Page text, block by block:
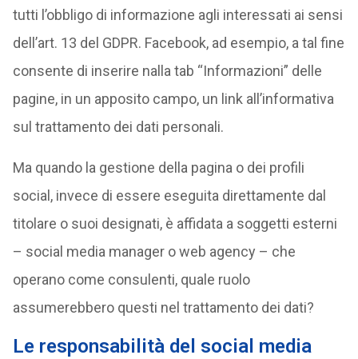
tutti l’obbligo di informazione agli interessati ai sensi
dell’art. 13 del GDPR. Facebook, ad esempio, a tal fine
consente di inserire nalla tab “Informazioni” delle
pagine, in un apposito campo, un link all’informativa
sul trattamento dei dati personali.
Ma quando la gestione della pagina o dei profili
social, invece di essere eseguita direttamente dal
titolare o suoi designati, è affidata a soggetti esterni
– social media manager o web agency – che
operano come consulenti, quale ruolo
assumerebbero questi nel trattamento dei dati?
Le responsabilità del social media